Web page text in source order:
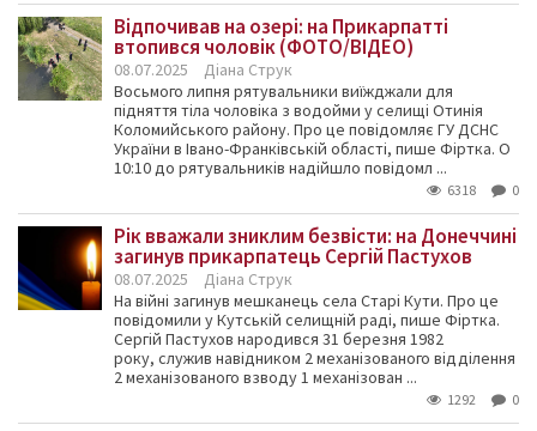
Відпочивав на озері: на Прикарпатті
втопився чоловік (ФОТО/ВІДЕО)
08.07.2025
Діана Струк
Восьмого липня рятувальники виїжджали для
підняття тіла чоловіка з водойми у селищі Отинія
Коломийського району. Про це повідомляє ГУ ДСНС
України в Івано-Франківській області, пише Фіртка. О
10:10 до рятувальників надійшло повідомл ...
6318 0
Рік вважали зниклим безвісти: на Донеччині
загинув прикарпатець Сергій Пастухов
08.07.2025
Діана Струк
На війні загинув мешканець села Старі Кути. Про це
повідомили у Кутській селищній раді, пише Фіртка.
Сергій Пастухов народився 31 березня 1982
року, служив навідником 2 механізованого відділення
2 механізованого взводу 1 механізован ...
1292 0